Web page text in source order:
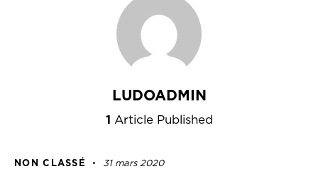
LUDOADMIN
1 Article Published
NON CLASSÉ 31 mars 2020